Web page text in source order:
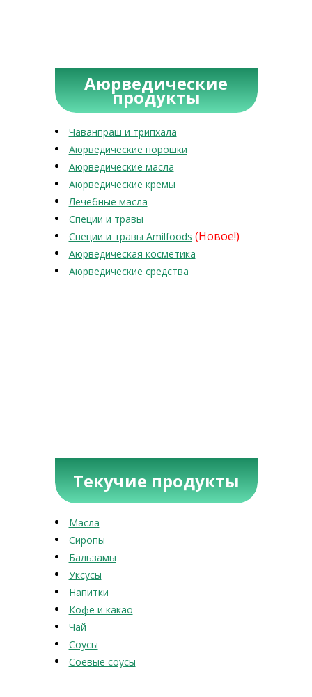
Аюрведические
продукты
Чаванпраш и трипхала
Аюрведические порошки
Аюрведические масла
Аюрведические кремы
Лечебные масла
Специи и травы
Специи и травы Amilfoods (Новое!)
Аюрведическая косметика
Аюрведические средства
Текучие продукты
Масла
Сиропы
Бальзамы
Уксусы
Напитки
Кофе и какао
Чай
Соусы
Соевые соусы